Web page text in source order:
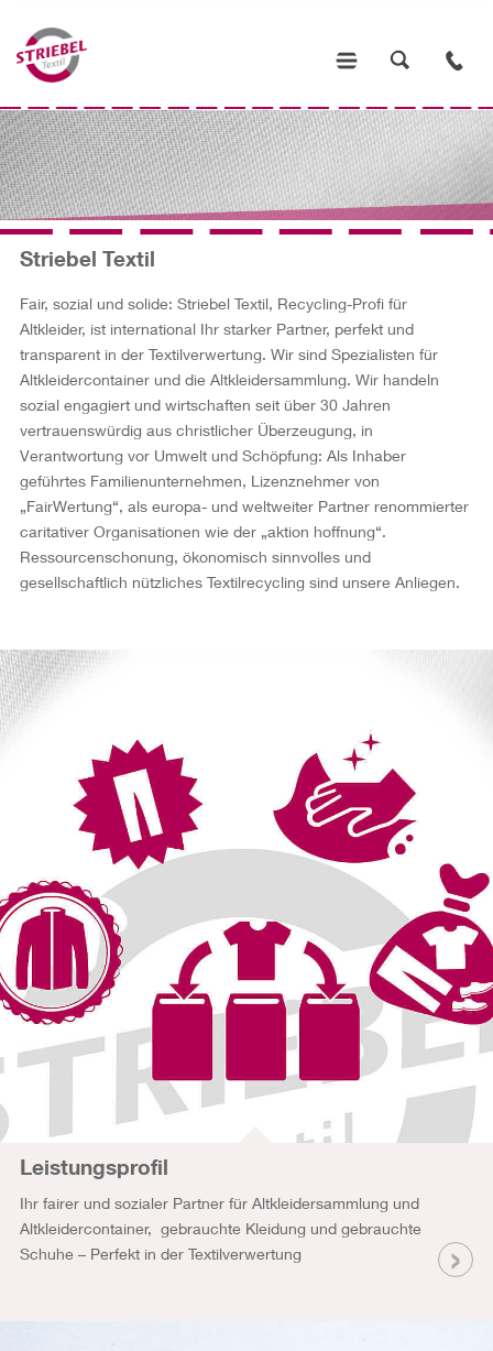
Striebel Textil
Fair, sozial und solide: Striebel Textil, Recycling-Profi für
Altkleider, ist international Ihr starker Partner, perfekt und
transparent in der Textilverwertung. Wir sind Spezialisten für
Altkleidercontainer und die Altkleidersammlung. Wir handeln
sozial engagiert und wirtschaften seit über 30 Jahren
vertrauenswürdig aus christlicher Überzeugung, in
Verantwortung vor Umwelt und Schöpfung: Als Inhaber
geführtes Familienunternehmen, Lizenznehmer von
„FairWertung“, als europa- und weltweiter Partner renommierter
caritativer Organisationen wie der „aktion hoffnung“.
Ressourcenschonung, ökonomisch sinnvolles und
gesellschaftlich nützliches Textilrecycling sind unsere Anliegen.
Leistungsprofil
Ihr fairer und sozialer Partner für Altkleidersammlung und
Altkleidercontainer, gebrauchte Kleidung und gebrauchte
Schuhe – Perfekt in der Textilverwertung